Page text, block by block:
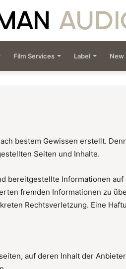
Film Services Label New
bestem Gewissen erstellt.
Seiten und Inhalte.
Informationen
fremden Informationen zu
Rechtsverletzung. Eine
auf deren Inhalt der